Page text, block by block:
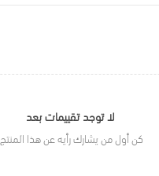
لا توجد تقييمات بعد
كن أول من يشارك رأيه عن هذا المنتج.